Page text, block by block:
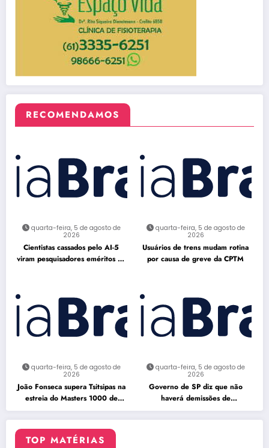
RECOMENDAMOS
quarta-feira, 5 de agosto de
2026
Cientistas cassados pelo AI-5
viram pesquisadores eméritos da
quarta-feira, 5 de agosto de
2026
Usuários de trens mudam rotina
por causa de greve da CPTM
quarta-feira, 5 de agosto de
2026
João Fonseca supera Tsitsipas na
estreia do Masters 1000 de
Montreal
quarta-feira, 5 de agosto de
2026
Governo de SP diz que não
haverá demissões de
funcionários da CPTM
TOP MATÉRIAS